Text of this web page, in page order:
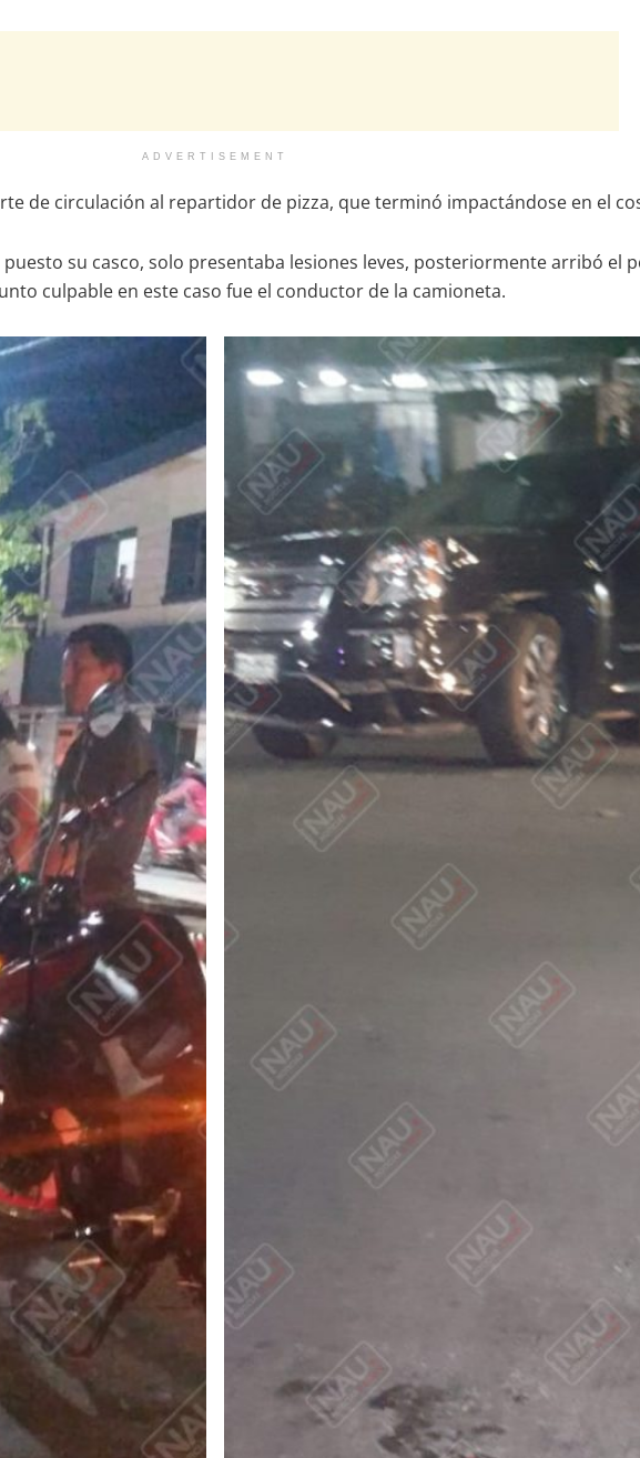
ADVERTISEMENT
de circulación al repartidor de pizza, que terminó impactándose en el
su casco, solo presentaba lesiones leves, posteriormente arribó el
culpable en este caso fue el conductor de la camioneta.